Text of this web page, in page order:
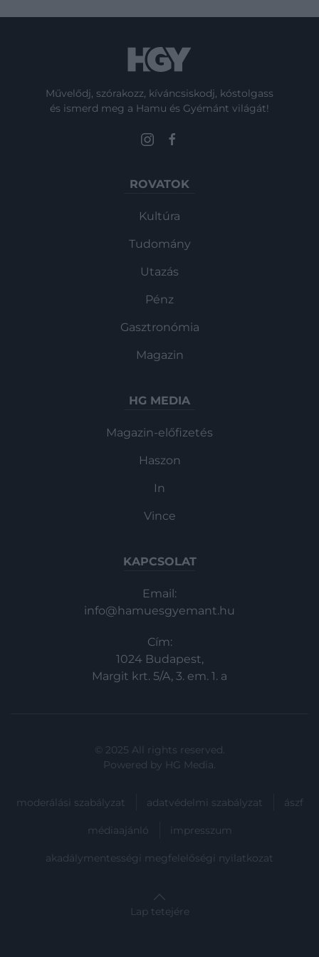
Művelődj, szórakozz, kíváncsiskodj, kóstolgass
és ismerd meg a Hamu és Gyémánt világát!
ROVATOK
Kultúra
Tudomány
Utazás
Pénz
Gasztronómia
Magazin
HG MEDIA
Magazin-előfizetés
Haszon
In
Vince
KAPCSOLAT
Email:
info@hamuesgyemant.hu
Cím:
1024 Budapest,
Margit krt. 5/A, 3. em. 1. a
© 2025 All rights reserved.
Powered by HG Media.
moderálási szabályzat adatvédelmi szabályzat ászf
médiaajánló impresszum
akadálymentességi megfelelőségi nyilatkozat
Lap tetejére